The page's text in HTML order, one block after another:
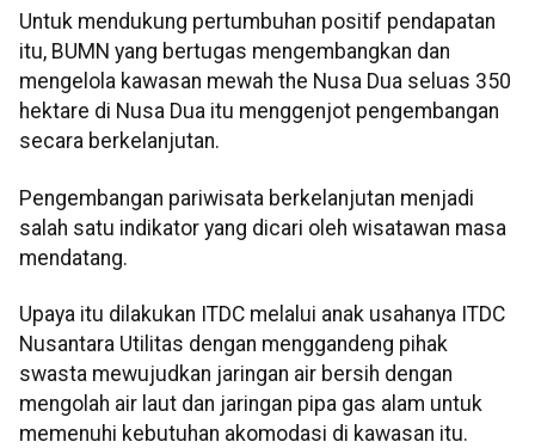
Untuk mendukung pertumbuhan positif pendapatan
itu, BUMN yang bertugas mengembangkan dan
mengelola kawasan mewah the Nusa Dua seluas 350
hektare di Nusa Dua itu menggenjot pengembangan
secara berkelanjutan.
Pengembangan pariwisata berkelanjutan menjadi
salah satu indikator yang dicari oleh wisatawan masa
mendatang.
Upaya itu dilakukan ITDC melalui anak usahanya ITDC
Nusantara Utilitas dengan menggandeng pihak
swasta mewujudkan jaringan air bersih dengan
mengolah air laut dan jaringan pipa gas alam untuk
memenuhi kebutuhan akomodasi di kawasan itu.